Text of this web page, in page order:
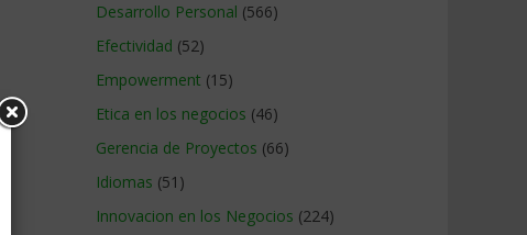
Desarrollo Personal (566)
Efectividad (52)
Empowerment (15)
Etica en los negocios (46)
Gerencia de Proyectos (66)
Idiomas (51)
Innovacion en los Negocios (224)